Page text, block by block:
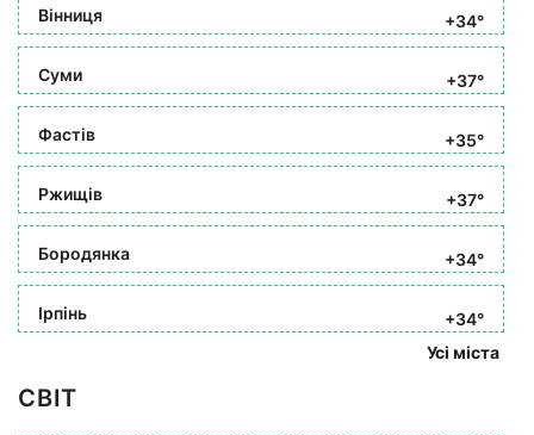
Вінниця +34°
Суми +37°
Фастів +35°
Ржищів +37°
Бородянка +34°
Ірпінь
+34°
Усі міста
СВІТ